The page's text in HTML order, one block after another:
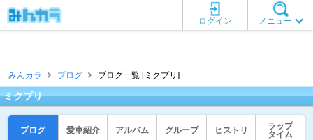
メニュー
ログイン
みんカラ ブログ ブログ一覧 [ミクプリ]
ミクプリ
ブログ 愛車紹介 アルバム グループ ヒストリ
ラップ
タイム